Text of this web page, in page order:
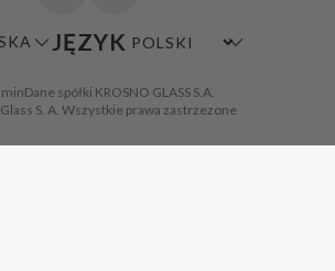
JĘZYK
Dane spółki KROSNO GLASS S.A.
S. A. Wszystkie prawa zastrzezone